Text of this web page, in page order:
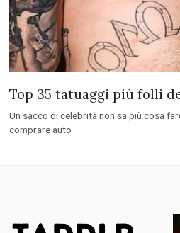
Top 35 tatuaggi più folli
Un sacco di celebrità non sa più cosa
comprare auto